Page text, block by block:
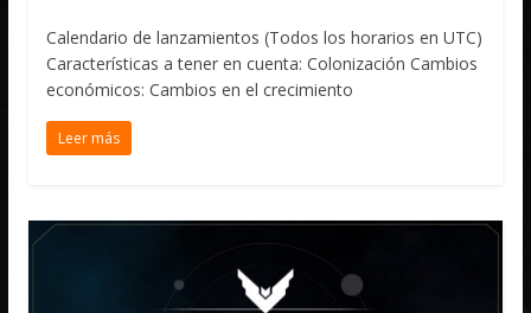
Calendario de lanzamientos (Todos los horarios en UTC)
Características a tener en cuenta: Colonización Cambios
económicos: Cambios en el crecimiento
Leer más